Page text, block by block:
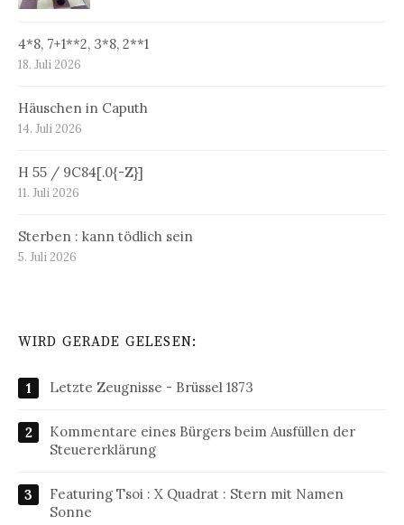
4*8, 7+1**2, 3*8, 2**1
18. Juli 2026
Häuschen in Caputh
14. Juli 2026
H 55 / 9C84[.0{-Z}]
11. Juli 2026
Sterben : kann tödlich sein
5. Juli 2026
WIRD GERADE GELESEN:
Letzte Zeugnisse - Brüssel 1873
Kommentare eines Bürgers beim Ausfüllen der
Steuererklärung
Featuring Tsoi : X Quadrat : Stern mit Namen
Sonne